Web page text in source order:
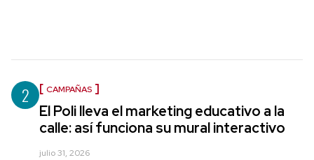
2 CAMPAÑAS
El Poli lleva el marketing educativo a la
calle: así funciona su mural interactivo
julio 31, 2026